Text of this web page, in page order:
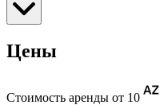
Цены
Стоимость аренды от 10